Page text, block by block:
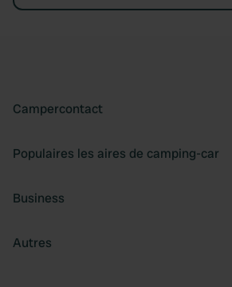
Campercontact
Populaires les aires de camping-car
Business
Autres